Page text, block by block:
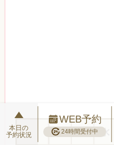
本日の
予約状況
WEB予約
24時間受付中